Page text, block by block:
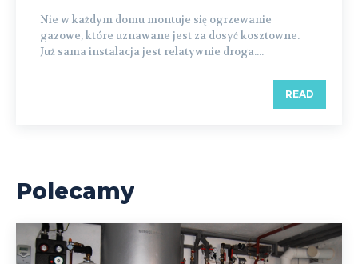
Nie w każdym domu montuje się ogrzewanie
gazowe, które uznawane jest za dosyć kosztowne.
Już sama instalacja jest relatywnie droga....
READ
Polecamy